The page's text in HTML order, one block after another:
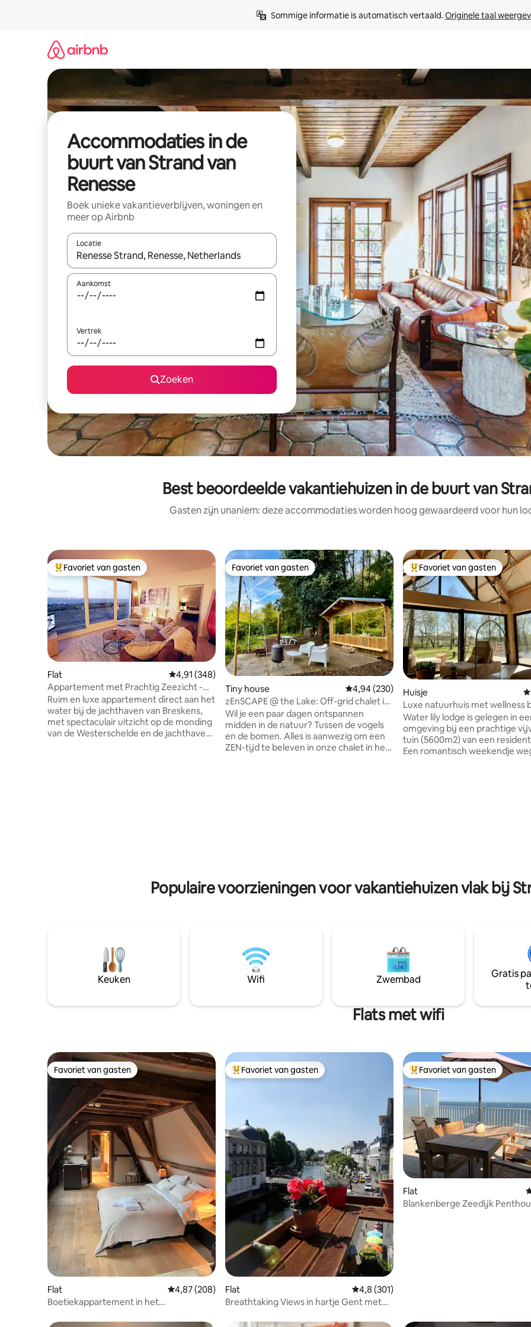
Sommige informatie is automatisch vertaald. Originele taal
Accommodaties in de
buurt van Strand van
Renesse
Boek unieke vakantieverblijven, woningen en
meer op Airbnb
Locatie
Wanneer er resultaten beschikbaar zijn, maak je een keuze met je de pijltjestoetsen omhoog en omlaag, óf door te
Aankomst
Vertrek
Zoeken
Best beoordeelde vakantiehuizen in de buurt van
Gasten zijn unaniem: deze accommodaties worden hoog gewaardeerd voor hun
Topfavoriet van gasten
Favoriet van gasten
Flat Gemiddelde beoordeling van 4,91 op 5, 348 recensies
4,91 (348)
Appartement met Prachtig Zeezicht -
Unieke Locatie
Ruim en luxe appartement direct aan het
water bij de jachthaven van Breskens,
met spectaculair uitzicht op de monding
van de Westerschelde en de jachthaven.
Favoriet van gasten
Favoriet van gasten
Tiny house Gemiddelde beoordeling van 4,94 op 5, 230
4,94 (230)
zEnSCAPE @ the Lake: Off-grid chalet in
het Bos
Wil je een paar dagen ontspannen
midden in de natuur? Tussen de vogels
en de bomen. Alles is aanwezig om een ​​
ZEN-tijd te beleven in onze chalet in het
Topfavoriet van gasten
Favoriet van gasten
Huisje
Luxe natuurhuis met wellness
Water lily lodge is gelegen in
omgeving bij een prachtige
tuin (5600m2) van een
Een romantisch weekendje
Populaire voorzieningen voor vakantiehuizen vlak bij
Keuken Wifi Zwembad
Gratis
Flats met wifi
Favoriet van gasten
Favoriet van gasten
Flat Gemiddelde beoordeling van 4,87 op 5, 208 recensies
4,87 (208)
Boetiekappartement in het
Topfavoriet van gasten
Favoriet van gasten
Flat Gemiddelde beoordeling van 4,8 op 5, 301
4,8 (301)
Breathtaking Views in hartje Gent met
Topfavoriet van gasten
Favoriet van gasten
Flat
Blankenberge Zeedijk